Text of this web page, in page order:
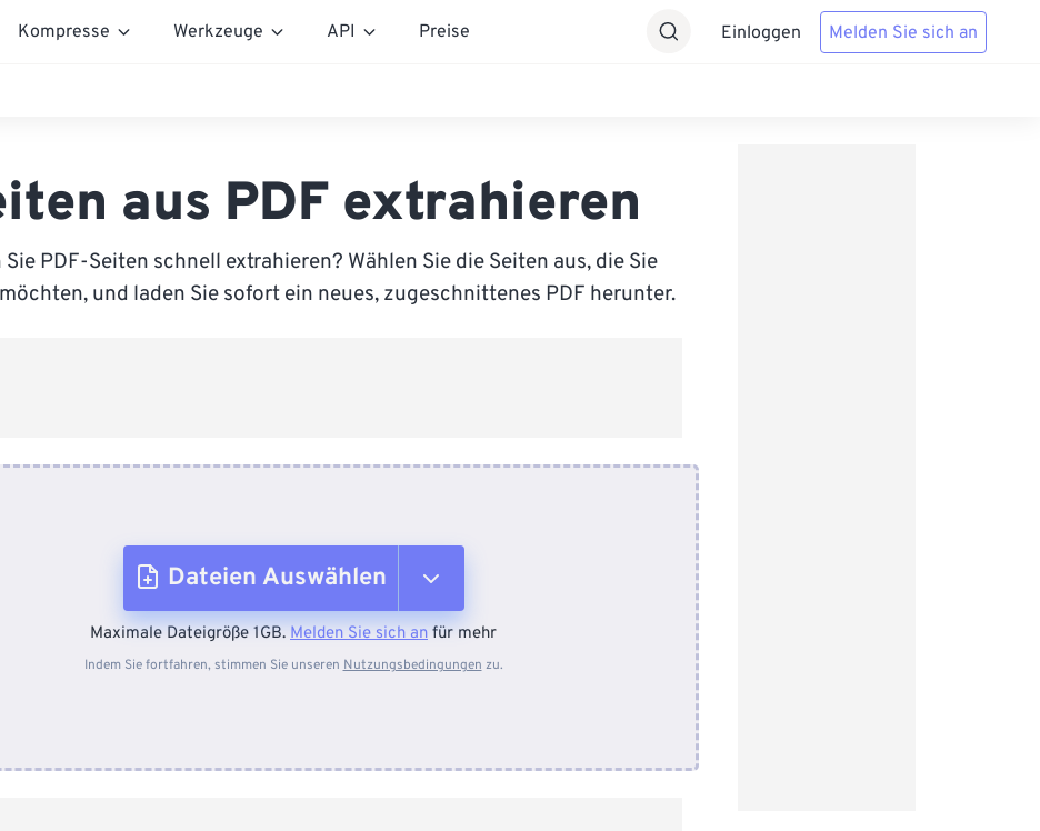
Kompresse Werkzeuge API Preise Einloggen Melden Sie sich an
aus PDF extrahieren
Sie PDF-Seiten schnell extrahieren? Wählen Sie die Seiten aus, die Sie
und laden Sie sofort ein neues, zugeschnittenes PDF herunter.
Dateien Auswählen
Vom Gerät
Maximale Dateigröße 1GB. Melden Sie sich an für mehr
Indem Sie fortfahren, stimmen Sie unseren Nutzungsbedingungen zu.